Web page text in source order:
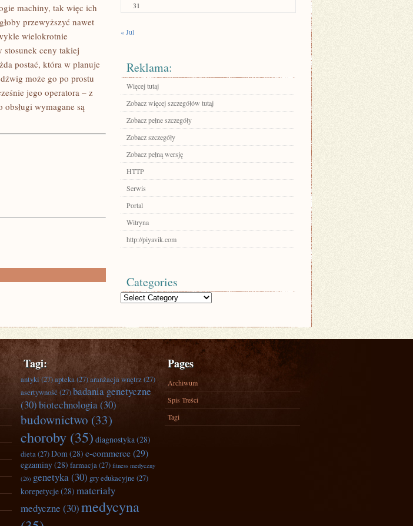
machiny, tak więc ich
przewyższyć nawet
wielokrotnie
ceny takiej
postać, która w planuje
może go po prostu
jego operatora – z
wymagane są
31
« Jul
Reklama:
Więcej tutaj
Zobacz więcej szczegółów tutaj
Zobacz pełne szczegóły
Zobacz szczegóły
Zobacz pełną wersję
HTTP
Serwis
Portal
Witryna
http://piyavik.com
Categories
Categories
Tagi:
antyki(27)apteka(27)aranżacja wnętrz(27)
asertywność (27)badania genetyczne
(30)biotechnologia(30)
budownictwo (33)
choroby (35) diagnostyka(28)
dieta(27)Dom(28) e-commerce(29)
egzaminy(28) farmacja(27) fitness medyczny
(26) genetyka(30) gry edukacyjne (27)
korepetycje(28) materiały
medyczne (30)medycyna
Pages
Archiwum
Spis Treści
Tagi